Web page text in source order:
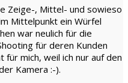
Zeige-, Mittel- und sowieso
Mittelpunkt ein Würfel
war neulich für die
für deren Kunden
für mich, weil ich nur auf den
Kamera :-).